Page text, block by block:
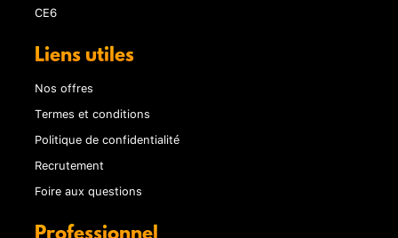
CE6
Liens utiles
Nos offres
Termes et conditions
Politique de confidentialité
Recrutement
Foire aux questions